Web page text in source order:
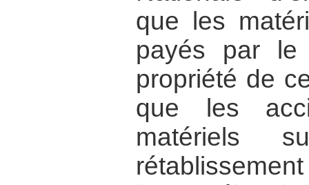
que les
payés par le
propriété de
que les
matériels